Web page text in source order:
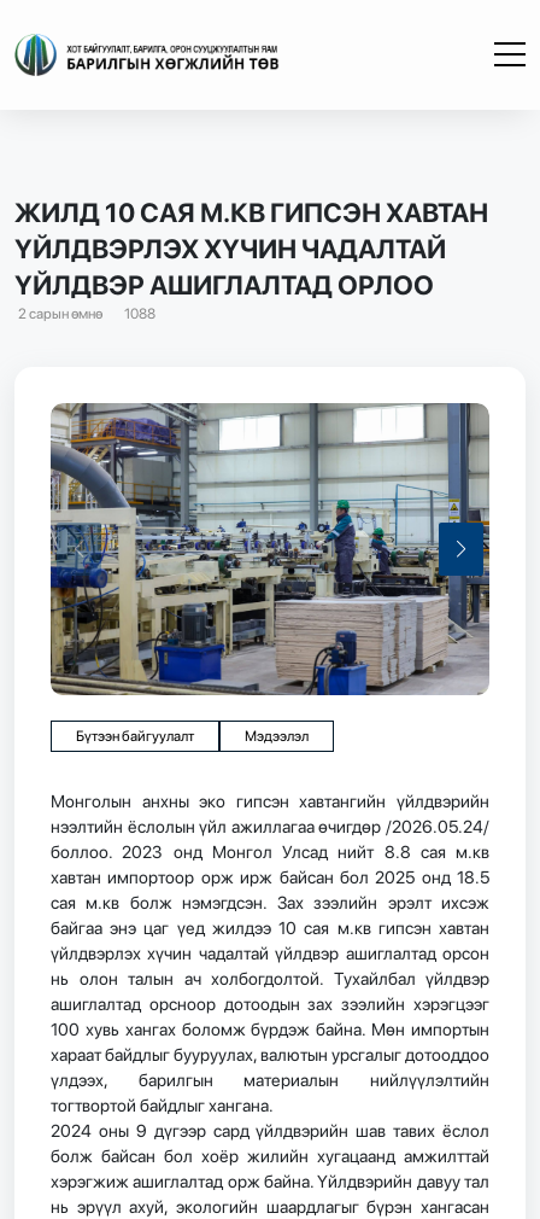
ЖИЛД 10 САЯ М.КВ ГИПСЭН ХАВТАН
ҮЙЛДВЭРЛЭХ ХҮЧИН ЧАДАЛТАЙ
ҮЙЛДВЭР АШИГЛАЛТАД ОРЛОО
2 сарын өмнө 1088
Бүтээн байгуулалт Мэдээлэл
Монголын анхны эко гипсэн хавтангийн үйлдвэрийн
нээлтийн ёслолын үйл ажиллагаа өчигдөр /2026.05.24/
боллоо. 2023 онд Монгол Улсад нийт 8.8 сая м.кв
хавтан импортоор орж ирж байсан бол 2025 онд 18.5
сая м.кв болж нэмэгдсэн. Зах зээлийн эрэлт ихсэж
байгаа энэ цаг үед жилдээ 10 сая м.кв гипсэн хавтан
үйлдвэрлэх хүчин чадалтай үйлдвэр ашиглалтад орсон
нь олон талын ач холбогдолтой. Тухайлбал үйлдвэр
ашиглалтад орсноор дотоодын зах зээлийн хэрэгцээг
100 хувь хангах боломж бүрдэж байна. Мөн импортын
хараат байдлыг бууруулах, валютын урсгалыг дотооддоо
үлдээх, барилгын материалын нийлүүлэлтийн
тогтвортой байдлыг хангана.
2024 оны 9 дүгээр сард үйлдвэрийн шав тавих ёслол
болж байсан бол хоёр жилийн хугацаанд амжилттай
хэрэгжиж ашиглалтад орж байна. Үйлдвэрийн давуу тал
нь эрүүл ахуй, экологийн шаардлагыг бүрэн хангасан